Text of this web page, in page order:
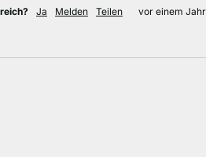
Ja Melden Teilen vor einem Jahr